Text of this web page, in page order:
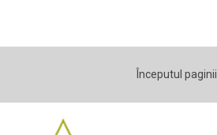
Începutul paginii